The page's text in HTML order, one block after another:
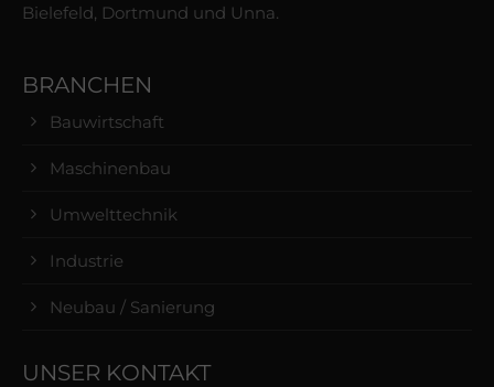
Bielefeld, Dortmund und Unna.
BRANCHEN
Bauwirtschaft
Maschinenbau
Umwelttechnik
Industrie
Neubau / Sanierung
UNSER KONTAKT